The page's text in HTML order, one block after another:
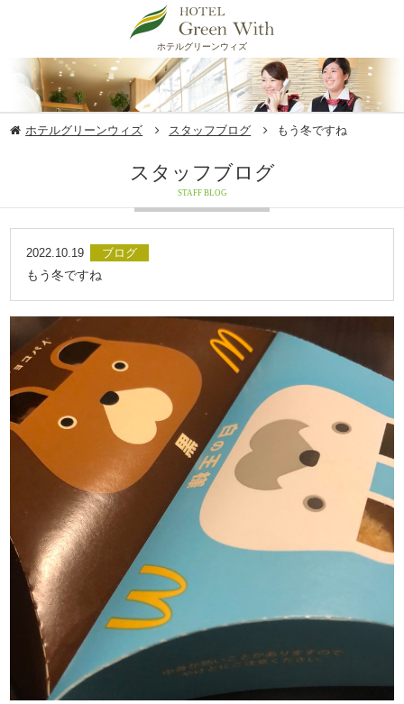
ホテルグリーンウィズ
ホテルグリーンウィズ スタッフブログ もう冬ですね
スタッフブログ
STAFF BLOG
2022.10.19 ブログ
もう冬ですね